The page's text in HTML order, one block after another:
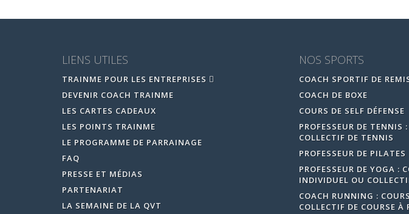
LIENS UTILES
TRAINME POUR LES ENTREPRISES
DEVENIR COACH TRAINME
LES CARTES CADEAUX
LES POINTS TRAINME
LE PROGRAMME DE PARRAINAGE
FAQ
PRESSE ET MÉDIAS
PARTENARIAT
LA SEMAINE DE LA QVT
NOS SPORTS
COACH SPORTIF DE
COACH DE BOXE
COURS DE SELF DÉFENSE
PROFESSEUR DE TENNIS
COLLECTIF DE TENNIS
PROFESSEUR DE PILATES
PROFESSEUR DE YOGA :
INDIVIDUEL OU
COACH RUNNING :
COLLECTIF DE COURSE À